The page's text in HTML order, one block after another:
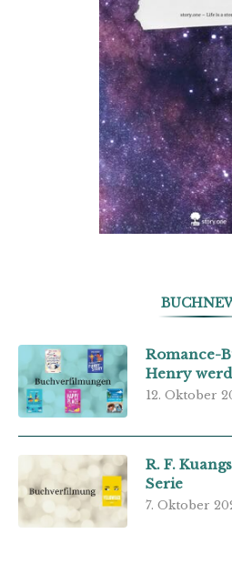
Romance-
Henry
12. Oktober
R. F.
Serie
7. Oktober